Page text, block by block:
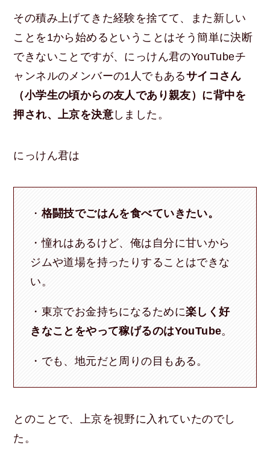
その積み上げてきた経験を捨てて、また新しい
ことを1から始めるということはそう簡単に決断
できないことですが、にっけん君のYouTubeチ
ャンネルのメンバーの1人でもあるサイコさん
（小学生の頃からの友人であり親友）に背中を
押され、上京を決意 しました。
にっけん君は
・格闘技でごはんを食べていきたい。
・憧れはあるけど、俺は自分に甘いから
ジムや道場を持ったりすることはできな
い。
・東京でお金持ちになるために楽しく好
きなことをやって稼げるのはYouTube。
・でも、地元だと周りの目もある。
とのことで、上京を視野に入れていたのでし
た。